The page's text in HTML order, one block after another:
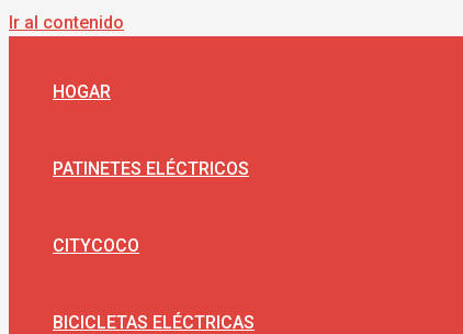
Ir al contenido
HOGAR
PATINETES ELÉCTRICOS
CITYCOCO
BICICLETAS ELÉCTRICAS